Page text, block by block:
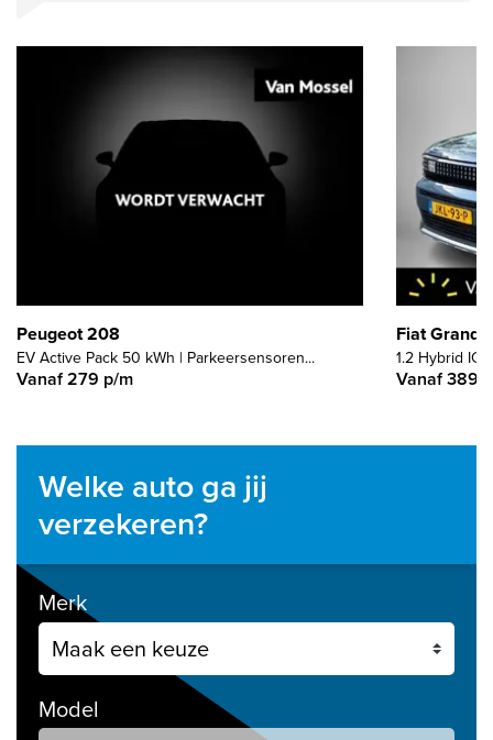
Peugeot 208
EV Active Pack 50 kWh | Parkeersensoren...
Vanaf 279 p/m
Fiat
1.2 Hybrid
Vanaf 389
Welke auto ga jij
verzekeren?
Merk
Model